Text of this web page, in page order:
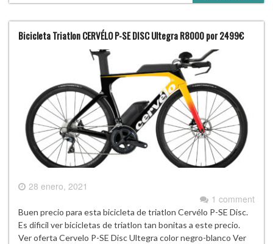
Bicicleta Triatlon CERVÉLO P-SE DISC Ultegra R8000 por 2499€
28 enero, 2021
1 comment
Buen precio para esta bicicleta de triatlon Cervélo P-SE Disc.
Es dificil ver bicicletas de triatlon tan bonitas a este precio.
Ver oferta Cervelo P-SE Disc Ultegra color negro-blanco Ver